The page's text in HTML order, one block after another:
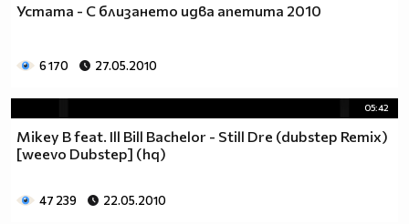
Устата - С близането идва апетитa 2010
6 170 27.05.2010
05:42
Mikey B feat. Ill Bill Bachelor - Still Dre (dubstep Remix)
[weevo Dubstep] (hq)
47 239 22.05.2010